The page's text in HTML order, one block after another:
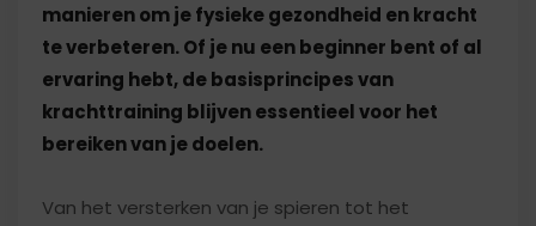
manieren om je fysieke gezondheid en kracht
te verbeteren. Of je nu een beginner bent of al
ervaring hebt, de basisprincipes van
krachttraining blijven essentieel voor het
bereiken van je doelen.
Van het versterken van je spieren tot het